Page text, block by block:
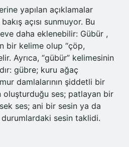
yapılan açıklamalar
açısı sunmuyor. Bu
daha eklenebilir: Gübür ,
bir kelime olup “çöp,
Ayrıca, “gübür” kelimesinin
gübre; kuru ağaç
damlalarının şiddetli bir
oluşturduğu ses; patlayan bir
ses; ani bir sesin ya da
durumlardaki sesin taklidi.